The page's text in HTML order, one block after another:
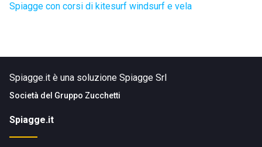
Spiagge con corsi di kitesurf windsurf e vela
Spiagge.it è una soluzione Spiagge Srl
Società del Gruppo Zucchetti
Spiagge.it